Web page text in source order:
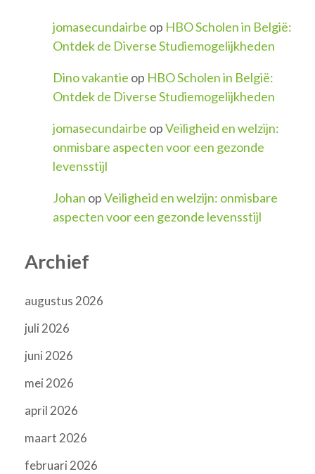
jomasecundairbe op HBO Scholen in België:
Ontdek de Diverse Studiemogelijkheden
Dino vakantie op HBO Scholen in België:
Ontdek de Diverse Studiemogelijkheden
jomasecundairbe opVeiligheid en welzijn:
onmisbare aspecten voor een gezonde
levensstijl
Johan opVeiligheid en welzijn: onmisbare
aspecten voor een gezonde levensstijl
Archief
augustus 2026
juli 2026
juni 2026
mei 2026
april 2026
maart 2026
februari 2026